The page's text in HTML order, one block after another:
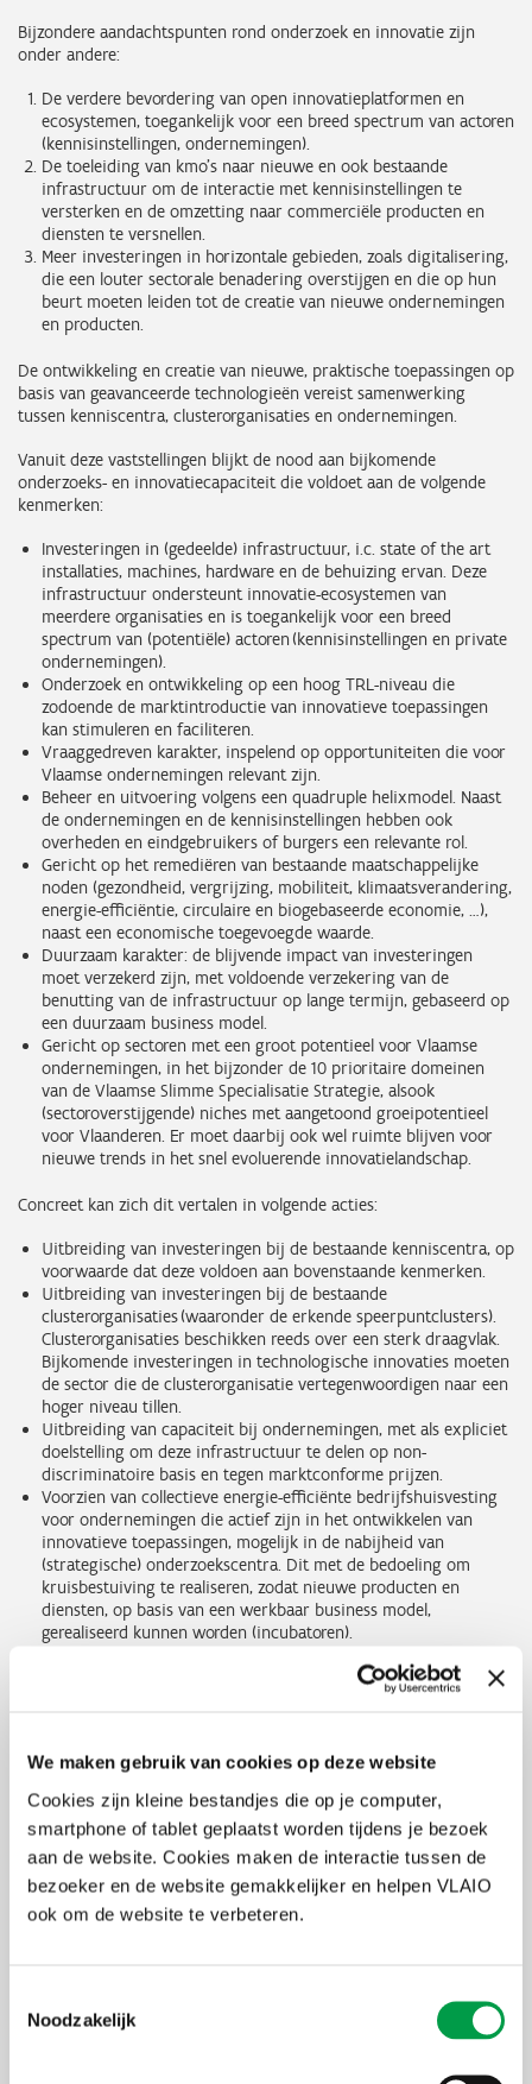
We maken gebruik van cookies op deze website
Cookies zijn kleine bestandjes die op je computer,
smartphone of tablet geplaatst worden tijdens je bezoek
aan de website. Cookies maken de interactie tussen de
bezoeker en de website gemakkelijker en helpen VLAIO
ook om de website te verbeteren.
Noodzakelijk
Bijzondere aandachtspunten rond onderzoek en innovatie zijn
onder andere:
De verdere bevordering van open innovatieplatformen en
ecosystemen, toegankelijk voor een breed spectrum van actoren
(kennisinstellingen, ondernemingen).
De toeleiding van kmo’s naar nieuwe en ook bestaande
infrastructuur om de interactie met kennisinstellingen te
versterken en de omzetting naar commerciële producten en
diensten te versnellen.
Meer investeringen in horizontale gebieden, zoals digitalisering,
die een louter sectorale benadering overstijgen en die op hun
beurt moeten leiden tot de creatie van nieuwe ondernemingen
en producten.
De ontwikkeling en creatie van nieuwe, praktische toepassingen op
basis van geavanceerde technologieën vereist samenwerking
tussen kenniscentra, clusterorganisaties en ondernemingen.
Vanuit deze vaststellingen blijkt de nood aan bijkomende
onderzoeks- en innovatiecapaciteit die voldoet aan de volgende
kenmerken:
Investeringen in (gedeelde) infrastructuur, i.c. state of the art
installaties, machines, hardware en de behuizing ervan. Deze
infrastructuur ondersteunt innovatie-ecosystemen van
meerdere organisaties en is toegankelijk voor een breed
spectrum van (potentiële) actoren (kennisinstellingen en private
ondernemingen).
Onderzoek en ontwikkeling op een hoog TRL-niveau die
zodoende de marktintroductie van innovatieve toepassingen
kan stimuleren en faciliteren.
Vraaggedreven karakter, inspelend op opportuniteiten die voor
Vlaamse ondernemingen relevant zijn.
Beheer en uitvoering volgens een quadruple helixmodel. Naast
de ondernemingen en de kennisinstellingen hebben ook
overheden en eindgebruikers of burgers een relevante rol.
Gericht op het remediëren van bestaande maatschappelijke
noden (gezondheid, vergrijzing, mobiliteit, klimaatsverandering,
energie-efficiëntie, circulaire en biogebaseerde economie, …),
naast een economische toegevoegde waarde.
Duurzaam karakter: de blijvende impact van investeringen
moet verzekerd zijn, met voldoende verzekering van de
benutting van de infrastructuur op lange termijn, gebaseerd op
een duurzaam business model.
Gericht op sectoren met een groot potentieel voor Vlaamse
ondernemingen, in het bijzonder de 10 prioritaire domeinen
van de Vlaamse Slimme Specialisatie Strategie, alsook
(sectoroverstijgende) niches met aangetoond groeipotentieel
voor Vlaanderen. Er moet daarbij ook wel ruimte blijven voor
nieuwe trends in het snel evoluerende innovatielandschap.
Concreet kan zich dit vertalen in volgende acties:
Uitbreiding van investeringen bij de bestaande kenniscentra, op
voorwaarde dat deze voldoen aan bovenstaande kenmerken.
Uitbreiding van investeringen bij de bestaande
clusterorganisaties (waaronder de erkende speerpuntclusters).
Clusterorganisaties beschikken reeds over een sterk draagvlak.
Bijkomende investeringen in technologische innovaties moeten
de sector die de clusterorganisatie vertegenwoordigen naar een
hoger niveau tillen.
Uitbreiding van capaciteit bij ondernemingen, met als expliciet
doelstelling om deze infrastructuur te delen op non-
discriminatoire basis en tegen marktconforme prijzen.
Voorzien van collectieve energie-efficiënte bedrijfshuisvesting
voor ondernemingen die actief zijn in het ontwikkelen van
innovatieve toepassingen, mogelijk in de nabijheid van
(strategische) onderzoekscentra. Dit met de bedoeling om
kruisbestuiving te realiseren, zodat nieuwe producten en
diensten, op basis van een werkbaar business model,
gerealiseerd kunnen worden (incubatoren).
ondernemingen en kennisinstellingen een expliciete doelstelling
is, met de bedoeling om nieuwe producten en diensten te
organisaties binnen samenwerkingsverbanden op basis van een
duurzaam en innovatief businessmodel.
De (fysieke) uitbouw van living labs en proeftuinen waar
innovatieve toepassingen ontwikkeld en getest worden met oog
op overdraagbaarheid naar ondernemingen, met voldoende
mechanismen voor verspreiding van kennis. Het moet daarbij
gaan om kennis die breed toepasbaar is en individuele cases
overstijgt.
boost betekenen voor de gehele sector waarin de pilootfabriek